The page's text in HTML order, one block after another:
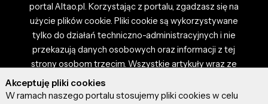
portal Altao.pl. Korzystając z portalu, zgadzasz się na
użycie plików cookie. Pliki cookie są wykorzystywane
tylko do działań techniczno-administracyjnych i nie
przekazują danych osobowych oraz informacji z tej
strony osobom trzecim. Wszystkie artykuły wraz ze
zdjęciami i materiałami dostępnymi na portalu są
własnością użytkowników. Administrator i właściciel
Akceptuję pliki cookies
W ramach naszego portalu stosujemy pliki cookies w celu